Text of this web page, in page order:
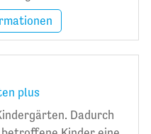
plus
Dadurch